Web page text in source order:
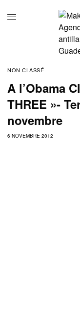
NON CLASSÉ
A l’Obama
THREE »-
novembre
6 NOVEMBRE 2012